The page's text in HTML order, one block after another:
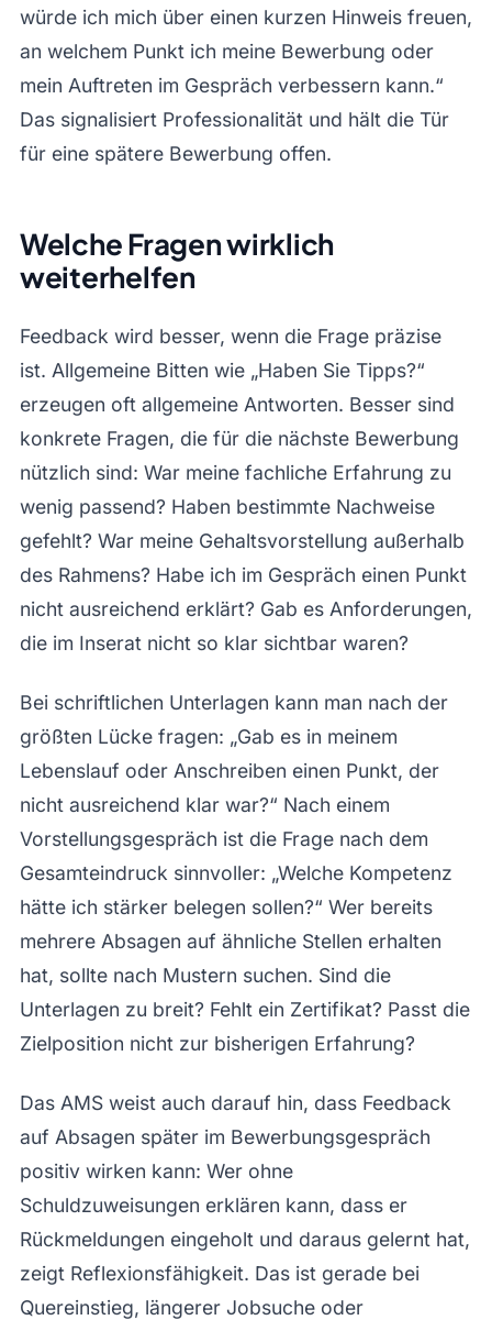
würde ich mich über einen kurzen Hinweis freuen,
an welchem Punkt ich meine Bewerbung oder
mein Auftreten im Gespräch verbessern kann.“
Das signalisiert Professionalität und hält die Tür
für eine spätere Bewerbung offen.
Welche Fragen wirklich
weiterhelfen
Feedback wird besser, wenn die Frage präzise
ist. Allgemeine Bitten wie „Haben Sie Tipps?“
erzeugen oft allgemeine Antworten. Besser sind
konkrete Fragen, die für die nächste Bewerbung
nützlich sind: War meine fachliche Erfahrung zu
wenig passend? Haben bestimmte Nachweise
gefehlt? War meine Gehaltsvorstellung außerhalb
des Rahmens? Habe ich im Gespräch einen Punkt
nicht ausreichend erklärt? Gab es Anforderungen,
die im Inserat nicht so klar sichtbar waren?
Bei schriftlichen Unterlagen kann man nach der
größten Lücke fragen: „Gab es in meinem
Lebenslauf oder Anschreiben einen Punkt, der
nicht ausreichend klar war?“ Nach einem
Vorstellungsgespräch ist die Frage nach dem
Gesamteindruck sinnvoller: „Welche Kompetenz
hätte ich stärker belegen sollen?“ Wer bereits
mehrere Absagen auf ähnliche Stellen erhalten
hat, sollte nach Mustern suchen. Sind die
Unterlagen zu breit? Fehlt ein Zertifikat? Passt die
Zielposition nicht zur bisherigen Erfahrung?
Das AMS weist auch darauf hin, dass Feedback
auf Absagen später im Bewerbungsgespräch
positiv wirken kann: Wer ohne
Schuldzuweisungen erklären kann, dass er
Rückmeldungen eingeholt und daraus gelernt hat,
zeigt Reflexionsfähigkeit. Das ist gerade bei
Quereinstieg, längerer Jobsuche oder